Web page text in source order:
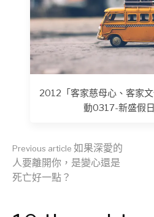
2012「客家慈母心、客家
動0317-新盛假
Continue
Previous article 如果深愛的
人要離開你，是變心還是
死亡好一點？